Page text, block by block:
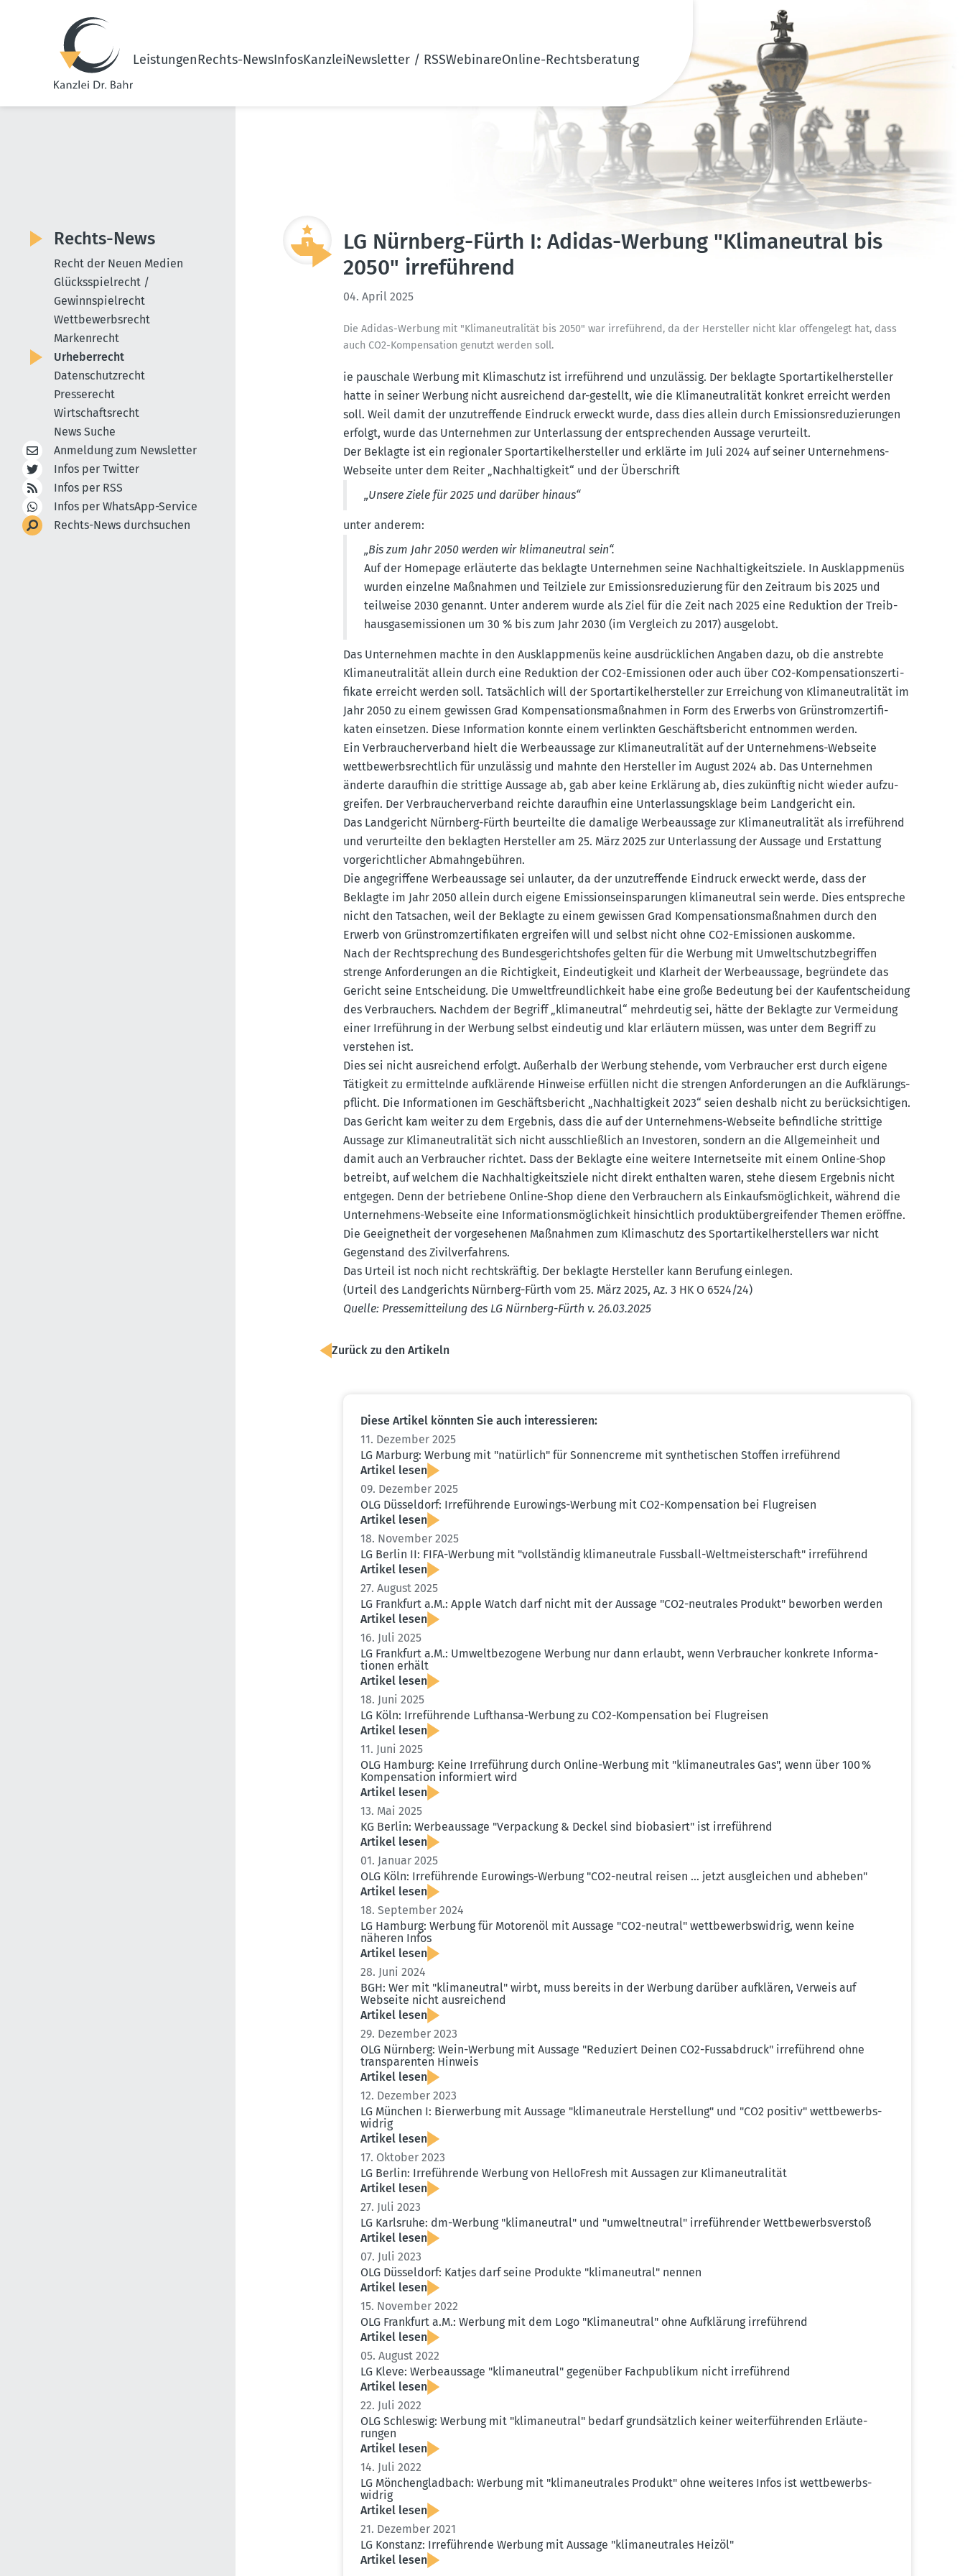
LeistungenRechts-NewsInfosKanzleiNewsletter / RSSWebinareOnline-Rechtsberatung
LG Nürnberg-Fürth I: Adidas-Werbung "Klima­neutral bis
2050" irreführend
04. April 2025
Die Adidas-Werbung mit "Klima­neu­tra­lität bis 2050" war irreführend, da der Hersteller nicht klar offen­gelegt hat, dass
auch CO2-Kompen­sation genutzt werden soll.
ie pauschale Werbung mit Klima­schutz ist irreführend und unzulässig. Der beklagte Sport­ar­ti­kel­her­steller
hatte in seiner Werbung nicht ausrei­chend dar-gestellt, wie die Klima­neu­tra­lität konkret erreicht werden
soll. Weil damit der unzutref­fende Eindruck erweckt wurde, dass dies allein durch Emissi­ons­re­du­zie­rungen
erfolgt, wurde das Unter­nehmen zur Unter­lassung der entspre­chenden Aussage verur­teilt.
Der Beklagte ist ein regio­naler Sport­ar­ti­kel­her­steller und erklärte im Juli 2024 auf seiner Unter­nehmens-
Webseite unter dem Reiter „Nachhal­tigkeit“ und der Überschrift
„Unsere Ziele für 2025 und darüber hinaus“
unter anderem:
„Bis zum Jahr 2050 werden wir klima­neutral sein“.
Auf der Homepage erläu­terte das beklagte Unter­nehmen seine Nachhal­tig­keits­ziele. In Ausklapp­menüs
wurden einzelne Maßnahmen und Teilziele zur Emissi­ons­re­du­zierung für den Zeitraum bis 2025 und
teilweise 2030 genannt. Unter anderem wurde als Ziel für die Zeit nach 2025 eine Reduktion der Treib­
haus­gas­emis­sionen um 30 % bis zum Jahr 2030 (im Vergleich zu 2017) ausgelobt.
Das Unter­nehmen machte in den Ausklapp­menüs keine ausdrück­lichen Angaben dazu, ob die anstrebte
Klima­neu­tra­lität allein durch eine Reduktion der CO2-Emissionen oder auch über CO2-Kompen­sa­ti­ons­zer­ti­
fikate erreicht werden soll. Tatsächlich will der Sport­ar­ti­kel­her­steller zur Errei­chung von Klima­neu­tra­lität im
Jahr 2050 zu einem gewissen Grad Kompen­sa­ti­ons­maß­nahmen in Form des Erwerbs von Grünstrom­zer­ti­fi­
katen einsetzen. Diese Infor­mation konnte einem verlinkten Geschäfts­be­richt entnommen werden.
Ein Verbrau­cher­verband hielt die Werbe­aussage zur Klima­neu­tra­lität auf der Unter­nehmens-Webseite
wettbe­werbs­rechtlich für unzulässig und mahnte den Hersteller im August 2024 ab. Das Unter­nehmen
änderte daraufhin die strittige Aussage ab, gab aber keine Erklärung ab, dies zukünftig nicht wieder aufzu­
greifen. Der Verbrau­cher­verband reichte daraufhin eine Unter­las­sungs­klage beim Landge­richt ein.
Das Landge­richt Nürnberg-Fürth beurteilte die damalige Werbe­aussage zur Klima­neu­tra­lität als irreführend
und verur­teilte den beklagten Hersteller am 25. März 2025 zur Unter­lassung der Aussage und Erstattung
vorge­richt­licher Abmahn­ge­bühren.
Die angegriffene Werbe­aussage sei unlauter, da der unzutref­fende Eindruck erweckt werde, dass der
Beklagte im Jahr 2050 allein durch eigene Emissi­ons­ein­spa­rungen klima­neutral sein werde. Dies entspreche
nicht den Tatsachen, weil der Beklagte zu einem gewissen Grad Kompen­sa­ti­ons­maß­nahmen durch den
Erwerb von Grünstrom­zer­ti­fi­katen ergreifen will und selbst nicht ohne CO2-Emissionen auskomme.
Nach der Recht­spre­chung des Bundes­ge­richts­hofes gelten für die Werbung mit Umwelt­schutz­be­griffen
strenge Anfor­de­rungen an die Richtigkeit, Eindeu­tigkeit und Klarheit der Werbe­aussage, begründete das
Gericht seine Entscheidung. Die Umwelt­freund­lichkeit habe eine große Bedeutung bei der Kaufent­scheidung
des Verbrau­chers. Nachdem der Begriff „klima­neutral“ mehrdeutig sei, hätte der Beklagte zur Vermeidung
einer Irreführung in der Werbung selbst eindeutig und klar erläutern müssen, was unter dem Begriff zu
verstehen ist.
Dies sei nicht ausrei­chend erfolgt. Außerhalb der Werbung stehende, vom Verbraucher erst durch eigene
Tätigkeit zu ermit­telnde aufklä­rende Hinweise erfüllen nicht die strengen Anfor­de­rungen an die Aufklä­rungs­
pflicht. Die Infor­ma­tionen im Geschäfts­be­richt „Nachhal­tigkeit 2023“ seien deshalb nicht zu berück­sich­tigen.
Das Gericht kam weiter zu dem Ergebnis, dass die auf der Unter­nehmens-Webseite befind­liche strittige
Aussage zur Klima­neu­tra­lität sich nicht ausschlie­ßlich an Inves­toren, sondern an die Allge­meinheit und
damit auch an Verbraucher richtet. Dass der Beklagte eine weitere Inter­net­seite mit einem Online-Shop
betreibt, auf welchem die Nachhal­tig­keits­ziele nicht direkt enthalten waren, stehe diesem Ergebnis nicht
entgegen. Denn der betriebene Online-Shop diene den Verbrau­chern als Einkaufs­mög­lichkeit, während die
Unter­nehmens-Webseite eine Infor­ma­ti­ons­mög­lichkeit hinsichtlich produkt­über­grei­fender Themen eröffne.
Die Geeig­netheit der vorge­se­henen Maßnahmen zum Klima­schutz des Sport­ar­ti­kel­her­stellers war nicht
Gegen­stand des Zivil­ver­fahrens.
Das Urteil ist noch nicht rechts­kräftig. Der beklagte Hersteller kann Berufung einlegen.
(Urteil des Landge­richts Nürnberg-Fürth vom 25. März 2025, Az. 3 HK O 6524/24)
Quelle: Presse­mit­teilung des LG Nürnberg-Fürth v. 26.03.2025
Zurück zu den Artikeln
Diese Artikel könnten Sie auch inter­es­sieren:
11. Dezember 2025
LG Marburg: Werbung mit "natürlich" für Sonnen­creme mit synthe­ti­schen Stoffen irreführend
Artikel lesen
09. Dezember 2025
OLG Düsseldorf: Irrefüh­rende Eurowings-Werbung mit CO2-Kompen­sation bei Flugreisen
Artikel lesen
18. November 2025
LG Berlin II: FIFA-Werbung mit "vollständig klima­neu­trale Fussball-Weltmeis­ter­schaft" irreführend
Artikel lesen
27. August 2025
LG Frankfurt a.M.: Apple Watch darf nicht mit der Aussage "CO2-neutrales Produkt" beworben werden
Artikel lesen
16. Juli 2025
LG Frankfurt a.M.: Umwelt­be­zogene Werbung nur dann erlaubt, wenn Verbraucher konkrete Infor­ma­
tionen erhält
Artikel lesen
18. Juni 2025
LG Köln: Irrefüh­rende Lufthansa-Werbung zu CO2-Kompen­sation bei Flugreisen
Artikel lesen
11. Juni 2025
OLG Hamburg: Keine Irreführung durch Online-Werbung mit "klima­neu­trales Gas", wenn über 100 %
Kompen­sation infor­miert wird
Artikel lesen
13. Mai 2025
KG Berlin: Werbe­aussage "Verpa­ckung & Deckel sind bioba­siert" ist irreführend
Artikel lesen
01. Januar 2025
OLG Köln: Irrefüh­rende Eurowings-Werbung "CO2-neutral reisen … jetzt ausgleichen und abheben"
Artikel lesen
18. September 2024
LG Hamburg: Werbung für Motorenöl mit Aussage "CO2-neutral" wettbe­werbs­widrig, wenn keine
näheren Infos
Artikel lesen
28. Juni 2024
BGH: Wer mit "klima­neutral" wirbt, muss bereits in der Werbung darüber aufklären, Verweis auf
Webseite nicht ausrei­chend
Artikel lesen
29. Dezember 2023
OLG Nürnberg: Wein-Werbung mit Aussage "Reduziert Deinen CO2-Fussab­druck" irreführend ohne
trans­pa­renten Hinweis
Artikel lesen
12. Dezember 2023
LG München I: Bierwerbung mit Aussage "klima­neu­trale Herstellung" und "CO2 positiv" wettbe­werbs­
widrig
Artikel lesen
17. Oktober 2023
LG Berlin: Irrefüh­rende Werbung von Hello­Fresh mit Aussagen zur Klima­neu­tra­lität
Artikel lesen
27. Juli 2023
LG Karlsruhe: dm-Werbung "klima­neutral" und "umwelt­neutral" irrefüh­render Wettbe­werbs­verstoß
Artikel lesen
07. Juli 2023
OLG Düsseldorf: Katjes darf seine Produkte "klima­neutral" nennen
Artikel lesen
15. November 2022
OLG Frankfurt a.M.: Werbung mit dem Logo "Klima­neutral" ohne Aufklärung irreführend
Artikel lesen
05. August 2022
LG Kleve: Werbe­aussage "klima­neutral" gegenüber Fachpu­blikum nicht irreführend
Artikel lesen
22. Juli 2022
OLG Schleswig: Werbung mit "klima­neutral" bedarf grund­sätzlich keiner weiter­füh­renden Erläu­te­
rungen
Artikel lesen
14. Juli 2022
LG Mönchen­gladbach: Werbung mit "klima­neu­trales Produkt" ohne weiteres Infos ist wettbe­werbs­
widrig
Artikel lesen
21. Dezember 2021
LG Konstanz: Irrefüh­rende Werbung mit Aussage "klima­neu­trales Heizöl"
Artikel lesen
Rechts-News
Recht der Neuen Medien
Glücksspielrecht /
Gewinnspielrecht
Wettbewerbsrecht
Markenrecht
Urheberrecht
Datenschutzrecht
Presserecht
Wirtschaftsrecht
News Suche
Anmeldung zum Newsletter
Infos per Twitter
Infos per RSS
Infos per WhatsApp-Service
Rechts-News durchsuchen